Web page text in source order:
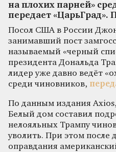
на плохих парней»
передает
Посол США в России
занимавший пост
называемый «черный
президента Дональда
лидер уже давно ведёт
среди чиновников,
По данным издания
Белый дом составил
нелояльных Трампу
уволить. При этом после
оправдания